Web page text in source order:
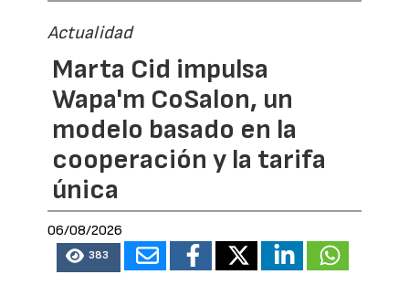
Actualidad
Marta Cid impulsa
Wapa'm CoSalon, un
modelo basado en la
cooperación y la tarifa
única
06/08/2026
383